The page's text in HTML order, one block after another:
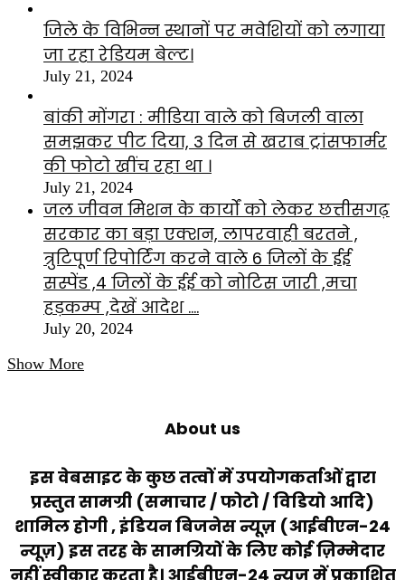
जिले के विभिन्न स्थानों पर मवेशियों को लगाया
जा रहा रेडियम बेल्ट।
July 21, 2024
बांकी मोंगरा : मीडिया वाले को बिजली वाला
समझकर पीट दिया, 3 दिन से खराब ट्रांसफार्मर
की फोटो खींच रहा था ।
July 21, 2024
जल जीवन मिशन के कार्यों को लेकर छत्तीसगढ़
सरकार का बड़ा एक्शन, लापरवाही बरतने ,
त्रुटिपूर्ण रिपोर्टिंग करने वाले 6 जिलों के ईई
सस्पेंड ,4 जिलों के ईई को नोटिस जारी ,मचा
हड़कम्प ,देखें आदेश ….
July 20, 2024
Show More
About us
इस वेबसाइट के कुछ तत्वों में उपयोगकर्ताओं द्वारा
प्रस्तुत सामग्री (समाचार / फोटो / विडियो आदि)
शामिल होगी , इंडियन बिजनेस न्यूज़ (आईबीएन-24
न्यूज़) इस तरह के सामग्रियों के लिए कोई ज़िम्मेदार
नहीं स्वीकार करता है। आईबीएन-24 न्यूज़ में प्रकाशित